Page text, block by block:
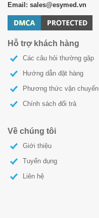
Email: sales@esymed.vn
Hỗ trợ khách hàng
Các câu hỏi thường gặp
Hướng dẫn đặt hàng
Phương thức vận chuyển
Chính sách đổi trả
Về chúng tôi
Giới thiệu
Tuyển dụng
Liên hệ